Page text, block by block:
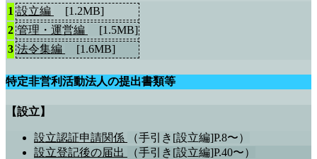
1 設立編
[1.2MB]
2 管理・運営編
[1.5MB]
3 法令集編 [1.6MB]
特定非営利活動法人の提出書類等
【設立】
設立認証申請関係
（手引き[設立編]P.8〜）
設立登記後の届出
（手引き[設立編]P.40〜）